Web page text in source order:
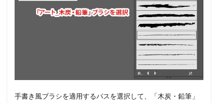
手書き風ブラシを適用するパスを選択して、「木炭・鉛筆」